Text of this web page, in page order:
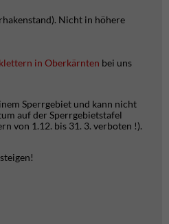
Nicht in höhere
in Oberkärnten bei uns
Sperrgebiet und kann nicht
auf der Sperrgebietstafel
von 1.12. bis 31. 3. verboten !).